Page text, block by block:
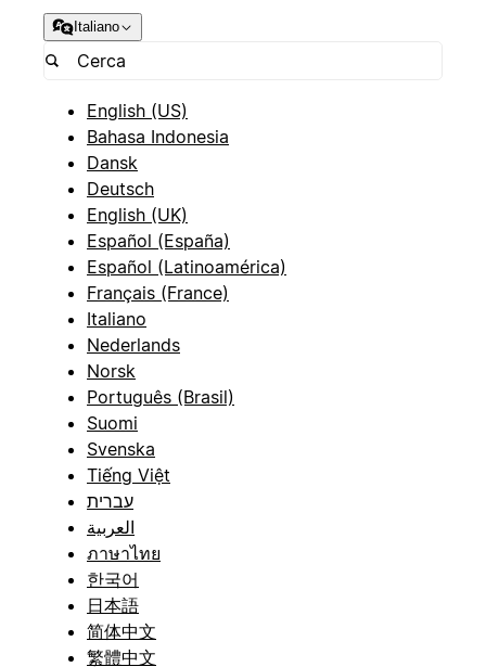
Italiano
English (US)
Bahasa Indonesia
Dansk
Deutsch
English (UK)
Español (España)
Español (Latinoamérica)
Français (France)
Italiano
Nederlands
Norsk
Português (Brasil)
Suomi
Svenska
Tiếng Việt
עברית
العربية
ภาษาไทย
한국어
日本語
简体中文
繁體中文